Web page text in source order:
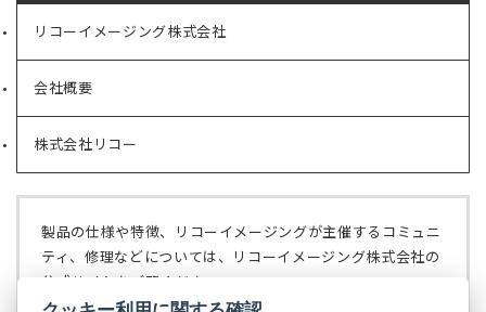
リコーイメージング株式会社
（新
タ
ブ
で
開
く）
会社概要
（新
タ
ブ
く）
株式会社リコー
（新
ブ
開
製品の仕様や特徴、リコーイメージングが主催するコミュニ
ティ、修理などについては、リコーイメージング株式会社の
公式サイトをご覧ください。